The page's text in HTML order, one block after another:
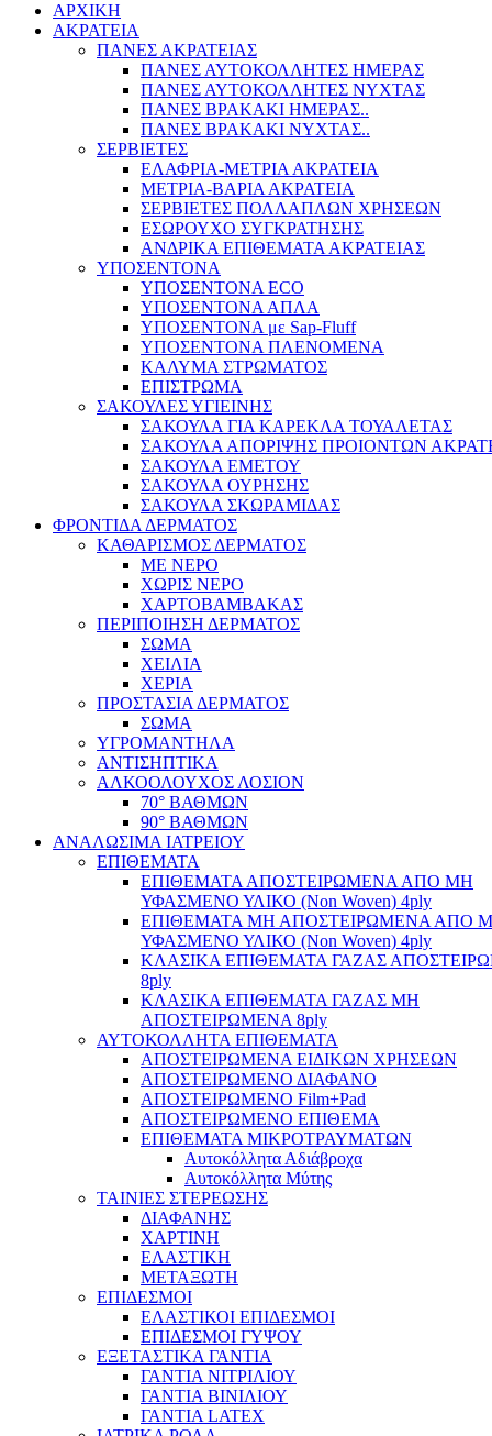
ΑΡΧΙΚΗ
ΑΚΡΑΤΕΙΑ
ΠΑΝΕΣ ΑΚΡΑΤΕΙΑΣ
ΠΑΝΕΣ ΑΥΤΟΚΟΛΛΗΤΕΣ ΗΜΕΡΑΣ
ΠΑΝΕΣ ΑΥΤΟΚΟΛΛΗΤΕΣ ΝΥΧΤΑΣ
ΠΑΝΕΣ ΒΡΑΚΑΚΙ ΗΜΕΡΑΣ..
ΠΑΝΕΣ ΒΡΑΚΑΚΙ ΝΥΧΤΑΣ..
ΣΕΡΒΙΕΤΕΣ
ΕΛΑΦΡΙΑ-ΜΕΤΡΙΑ ΑΚΡΑΤΕΙΑ
ΜΕΤΡΙΑ-ΒΑΡΙΑ ΑΚΡΑΤΕΙΑ
ΣΕΡΒΙΕΤΕΣ ΠΟΛΛΑΠΛΩΝ ΧΡΗΣΕΩΝ
ΕΣΩΡΟΥΧΟ ΣΥΓΚΡΑΤΗΣΗΣ
ΑΝΔΡΙΚΑ ΕΠΙΘΕΜΑΤΑ ΑΚΡΑΤΕΙΑΣ
ΥΠΟΣΕΝΤΟΝΑ
ΥΠΟΣΕΝΤΟΝΑ ECO
ΥΠΟΣΕΝΤΟΝΑ ΑΠΛΑ
ΥΠΟΣΕΝΤΟΝΑ με Sap-Fluff
ΥΠΟΣΕΝΤΟΝΑ ΠΛΕΝΟΜΕΝΑ
ΚΑΛΥΜΑ ΣΤΡΩΜΑΤΟΣ
ΕΠΙΣΤΡΩΜΑ
ΣΑΚΟΥΛΕΣ ΥΓΙΕΙΝΗΣ
ΣΑΚΟΥΛΑ ΓΙΑ ΚΑΡΕΚΛΑ ΤΟΥΑΛΕΤΑΣ
ΣΑΚΟΥΛΑ ΑΠΟΡΙΨΗΣ ΠΡΟΙΟΝΤΩΝ
ΣΑΚΟΥΛΑ ΕΜΕΤΟΥ
ΣΑΚΟΥΛΑ ΟΥΡΗΣΗΣ
ΣΑΚΟΥΛΑ ΣΚΩΡΑΜΙΔΑΣ
ΦΡΟΝΤΙΔΑ ΔΕΡΜΑΤΟΣ
ΚΑΘΑΡΙΣΜΟΣ ΔΕΡΜΑΤΟΣ
ΜΕ ΝΕΡΟ
ΧΩΡΙΣ ΝΕΡΟ
ΧΑΡΤΟΒΑΜΒΑΚΑΣ
ΠΕΡΙΠΟΙΗΣΗ ΔΕΡΜΑΤΟΣ
ΣΩΜΑ
ΧΕΙΛΙΑ
ΧΕΡΙΑ
ΠΡΟΣΤΑΣΙΑ ΔΕΡΜΑΤΟΣ
ΣΩΜΑ
ΥΓΡΟΜΑΝΤΗΛΑ
ΑΝΤΙΣΗΠΤΙΚΑ
ΑΛΚΟΟΛΟΥΧΟΣ ΛΟΣΙΟΝ
70° ΒΑΘΜΩΝ
90° ΒΑΘΜΩΝ
ΑΝΑΛΩΣΙΜΑ ΙΑΤΡΕΙΟΥ
ΕΠΙΘΕΜΑΤΑ
ΕΠΙΘΕΜΑΤΑ ΑΠΟΣΤΕΙΡΩΜΕΝΑ ΑΠΟ ΜΗ
ΥΦΑΣΜΕΝΟ ΥΛΙΚΟ (Non Woven) 4ply
ΕΠΙΘΕΜΑΤΑ ΜΗ ΑΠΟΣΤΕΙΡΩΜΕΝΑ ΑΠΟ
ΥΦΑΣΜΕΝΟ ΥΛΙΚΟ (Non Woven) 4ply
ΚΛΑΣΙΚΑ ΕΠΙΘΕΜΑΤΑ ΓΑΖΑΣ
8ply
ΚΛΑΣΙΚΑ ΕΠΙΘΕΜΑΤΑ ΓΑΖΑΣ ΜΗ
ΑΠΟΣΤΕΙΡΩΜΕΝΑ 8ply
ΑΥΤΟΚΟΛΛΗΤΑ ΕΠΙΘΕΜΑΤΑ
ΑΠΟΣΤΕΙΡΩΜΕΝΑ ΕΙΔΙΚΩΝ ΧΡΗΣΕΩΝ
ΑΠΟΣΤΕΙΡΩΜΕΝΟ ΔΙΑΦΑΝΟ
ΑΠΟΣΤΕΙΡΩΜΕΝΟ Film+Pad
ΑΠΟΣΤΕΙΡΩΜΕΝΟ ΕΠΙΘΕΜΑ
ΕΠΙΘΕΜΑΤΑ ΜΙΚΡΟΤΡΑΥΜΑΤΩΝ
Αυτοκόλλητα Αδιάβροχα
Αυτοκόλλητα Μύτης
ΤΑΙΝΙΕΣ ΣΤΕΡΕΩΣΗΣ
ΔΙΑΦΑΝΗΣ
ΧΑΡΤΙΝΗ
ΕΛΑΣΤΙΚΗ
ΜΕΤΑΞΩΤΗ
ΕΠΙΔΕΣΜΟΙ
ΕΛΑΣΤΙΚΟΙ ΕΠΙΔΕΣΜΟΙ
ΕΠΙΔΕΣΜΟΙ ΓΥΨΟΥ
ΕΞΕΤΑΣΤΙΚΑ ΓΑΝΤΙΑ
ΓΑΝΤΙΑ ΝΙΤΡΙΛΙΟΥ
ΓΑΝΤΙΑ ΒΙΝΙΛΙΟΥ
ΓΑΝΤΙΑ LATEX